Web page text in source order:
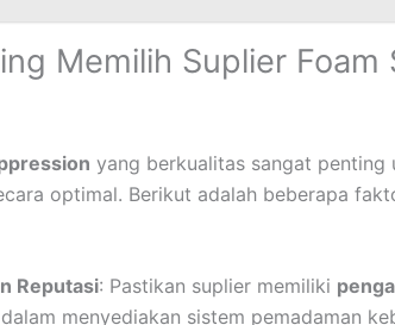
Memilih Suplier Foam
yang berkualitas sangat penting
optimal. Berikut adalah beberapa
Reputasi: Pastikan suplier memiliki
menyediakan sistem pemadaman